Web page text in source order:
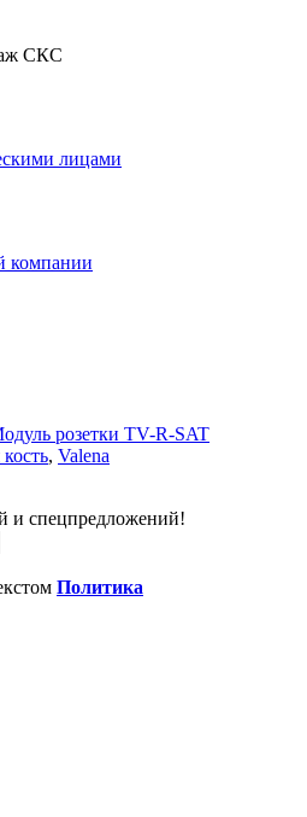
СКС
лицами
компании
розетки TV-R-SAT
, Valena
и спецпредложений!
Политика